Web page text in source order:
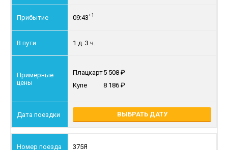
09:43+1
1 д. 3 ч.
Плацкарт5 508
Купе
8 186
ВЫБРАТЬ ДАТУ
375Я